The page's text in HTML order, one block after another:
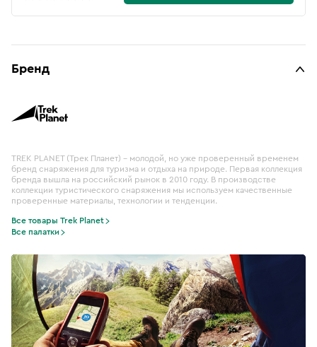
Бренд
TREK PLANET (Трек Планет) – молодой, но уже проверенный временем
бренд снаряжения для туризма и отдыха на природе. Первая коллекция
бренда вышла на российский рынок в 2010 году. В производстве
коллекции туристического снаряжения мы используем качественные
проверенные материалы, технологии и тенденции.
Все товары Trek Planet
Все палатки